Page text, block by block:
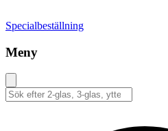
Specialbeställning
Meny